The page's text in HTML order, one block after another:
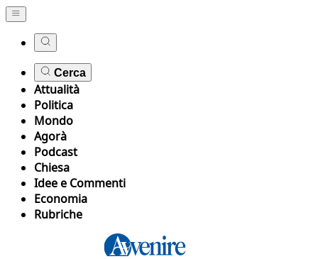
Cerca
Attualità
Politica
Mondo
Agorà
Podcast
Chiesa
Idee e Commenti
Economia
Rubriche